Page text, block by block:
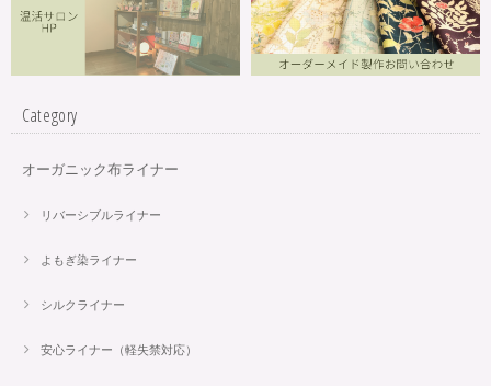
Category
オーガニック布ライナー
リバーシブルライナー
よもぎ染ライナー
シルクライナー
安心ライナー（軽失禁対応）